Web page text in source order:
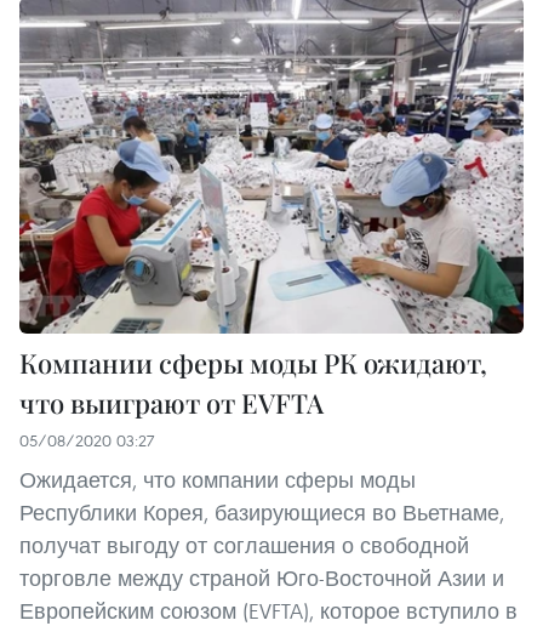
Компании сферы моды РК ожидают,
что выиграют от EVFTA
05/08/2020 03:27
Ожидается, что компании сферы моды
Республики Корея, базирующиеся во Вьетнаме,
получат выгоду от соглашения о свободной
торговле между страной Юго-Восточной Азии и
Европейским союзом (EVFTA), которое вступило в